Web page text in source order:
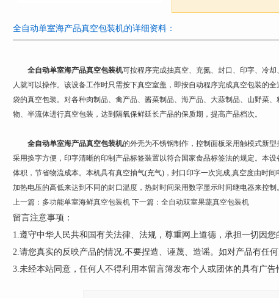
全自动单室海产品真空包装机的详细资料：
全自动单室海产品真空包装机可按程序完成抽真空、充氮、封口、印字、冷
人就可以操作。该设备工作时只需按下真空室盖，即按自动程序完成真空包装的
袋的真空包装。对各种肉制品、禽产品、酱菜制品、海产品、大蒜制品、山野菜
物、半流体进行真空包装，达到隔氧保鲜延长产品的保质期，提高产品档次。
全自动单室海产品真空包装机的外壳为不锈钢制作，控制面板采用触模式新
采用换字方便，印字清晰的印制产品标签装置以符合国家食品标签法的规定。本
体积，节省物流成本。本机具有真空抽气(充气)，封口印字一次完成,真空度由时
加热电压的高低来达到不同的封口温度，热封时间采用数字显示时间继电器来控制。
上一篇： 多功能单室海鲜真空包装机 下一篇： 全自动双室果蔬真空包装机
留言注意事项：
1.遵守中华人民共和国有关法律、法规，尊重网上道德，承担一切因您
2.请您真实的反映产品的情况,不要捏造、诬蔑、造谣。如对产品有任何
3.未经本站同意，任何人不得利用本留言簿发布个人或团体的具有广告